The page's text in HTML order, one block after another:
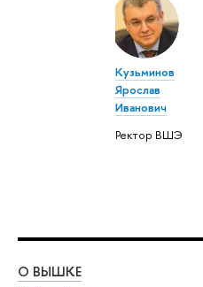
Кузьминов
Ярослав
Иванович
Ректор ВШЭ
О ВЫШКЕ